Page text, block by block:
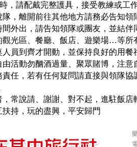
，請配戴完整護具，接受教練或工
，離開前往其他地方請務必告知領
外出，請告知領隊或團友，並結
觀光區、餐廳、飯店、遊樂場…等所
員到齊才開動，並保持良好的用
活動勿酗酒過量、聚眾賭博，注意
任，若有任何疑問請直接與領隊
常說請、謝謝、對不起，進駐飯
持，玩的盡興，平安歸門